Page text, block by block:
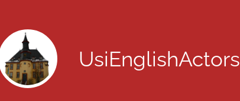
UsiEnglishActors